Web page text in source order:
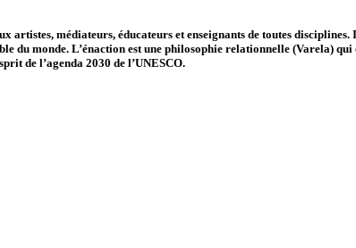
médiateurs, éducateurs et enseignants de toutes disciplines.
du monde. L’énaction est une philosophie relationnelle (Varela)
de l’agenda 2030 de l’UNESCO.